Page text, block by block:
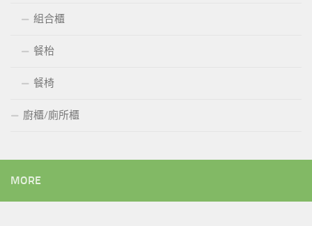
組合櫃
餐枱
餐椅
廚櫃/廁所櫃
MORE